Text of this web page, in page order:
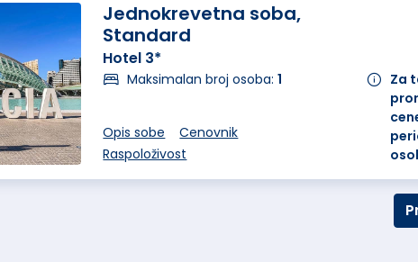
Jednokrevetna soba,
Standard
Hotel 3*
Maksimalan broj osoba:1
Opis sobe
Cenovnik
Raspoloživost
Za